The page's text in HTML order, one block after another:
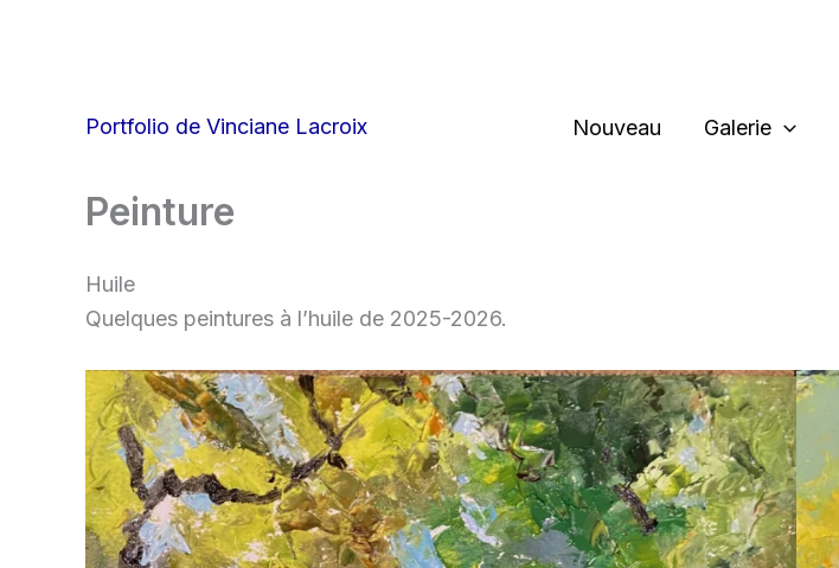
Portfolio de Vinciane Lacroix
Nouveau Galerie
Peinture
Huile
Quelques peintures à l’huile de 2025-2026.